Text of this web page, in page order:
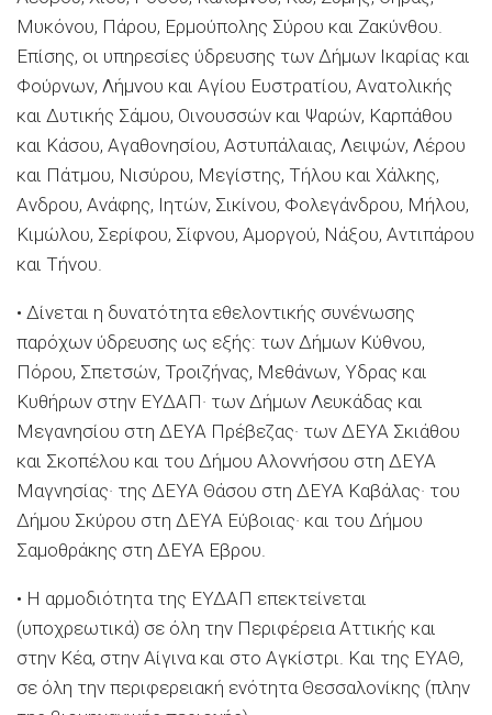
Μυκόνου, Πάρου, Ερμούπολης Σύρου και Ζακύνθου.
Επίσης, οι υπηρεσίες ύδρευσης των Δήμων Ικαρίας και
Φούρνων, Λήμνου και Αγίου Ευστρατίου, Ανατολικής
και Δυτικής Σάμου, Οινουσσών και Ψαρών, Καρπάθου
και Κάσου, Αγαθονησίου, Αστυπάλαιας, Λειψών, Λέρου
και Πάτμου, Νισύρου, Μεγίστης, Τήλου και Χάλκης,
Ανδρου, Ανάφης, Ιητών, Σικίνου, Φολεγάνδρου, Μήλου,
Κιμώλου, Σερίφου, Σίφνου, Αμοργού, Νάξου, Αντιπάρου
και Τήνου.
• Δίνεται η δυνατότητα εθελοντικής συνένωσης
παρόχων ύδρευσης ως εξής: των Δήμων Κύθνου,
Πόρου, Σπετσών, Τροιζήνας, Μεθάνων, Υδρας και
Κυθήρων στην ΕΥΔΑΠ· των Δήμων Λευκάδας και
Μεγανησίου στη ΔΕΥΑ Πρέβεζας· των ΔΕΥΑ Σκιάθου
και Σκοπέλου και του Δήμου Αλοννήσου στη ΔΕΥΑ
Μαγνησίας· της ΔΕΥΑ Θάσου στη ΔΕΥΑ Καβάλας· του
Δήμου Σκύρου στη ΔΕΥΑ Εύβοιας· και του Δήμου
Σαμοθράκης στη ΔΕΥΑ Εβρου.
• Η αρμοδιότητα της ΕΥΔΑΠ επεκτείνεται
(υποχρεωτικά) σε όλη την Περιφέρεια Αττικής και
στην Κέα, στην Αίγινα και στο Αγκίστρι. Και της ΕΥΑΘ,
σε όλη την περιφερειακή ενότητα Θεσσαλονίκης (πλην